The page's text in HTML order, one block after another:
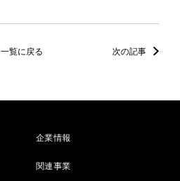
一覧に戻る 次の記事
企業情報
関連事業